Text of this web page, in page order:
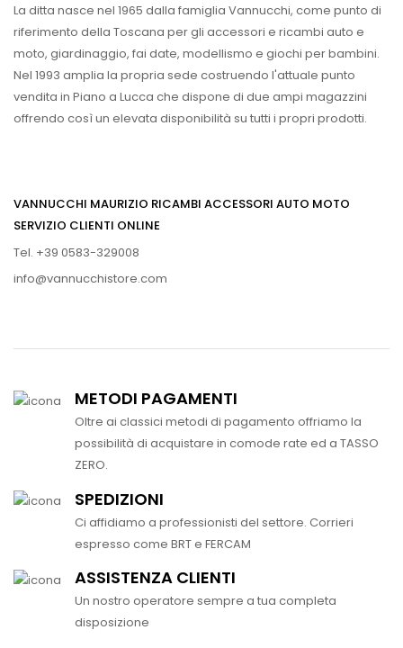
La ditta nasce nel 1965 dalla famiglia Vannucchi, come punto di
riferimento della Toscana per gli accessori e ricambi auto e
moto, giardinaggio, fai date, modellismo e giochi per bambini.
Nel 1993 amplia la propria sede costruendo l'attuale punto
vendita in Piano a Lucca che dispone di due ampi magazzini
offrendo così un elevata disponibilità su tutti i propri prodotti.
VANNUCCHI MAURIZIO RICAMBI ACCESSORI AUTO MOTO
SERVIZIO CLIENTI ONLINE
Tel. +39 0583-329008
info@vannucchistore.com
METODI PAGAMENTI
Oltre ai classici metodi di pagamento offriamo la
possibilità di acquistare in comode rate ed a TASSO
ZERO.
SPEDIZIONI
Ci affidiamo a professionisti del settore. Corrieri
espresso come BRT e FERCAM
ASSISTENZA CLIENTI
Un nostro operatore sempre a tua completa
disposizione